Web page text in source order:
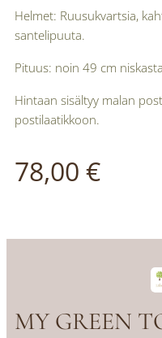
Helmet: Ruusukvartsia,
santelipuuta.
Pituus: noin 49 cm
Hintaan sisältyy malan
postilaatikkoon.
78,00 €
MY GREEN